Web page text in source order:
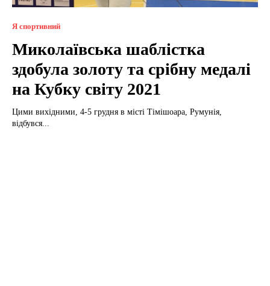
Я спортивний
Миколаївська шаблістка
здобула золоту та срібну медалі
на Кубку світу 2021
Цими вихідними, 4-5 грудня в місті Тімішоара, Румунія,
відбувся...